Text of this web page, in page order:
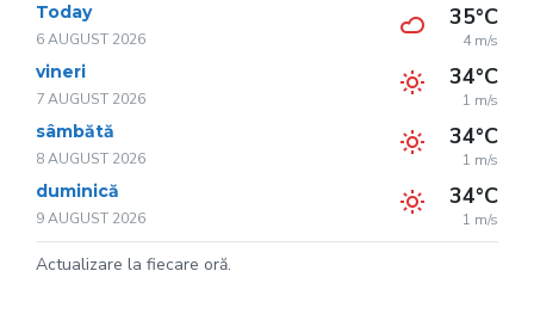
Today
6 AUGUST 2026
35°C
4 m/s
vineri
7 AUGUST 2026
34°C
1 m/s
sâmbătă
8 AUGUST 2026
34°C
1 m/s
duminică
9 AUGUST 2026
34°C
1 m/s
Actualizare la fiecare oră.